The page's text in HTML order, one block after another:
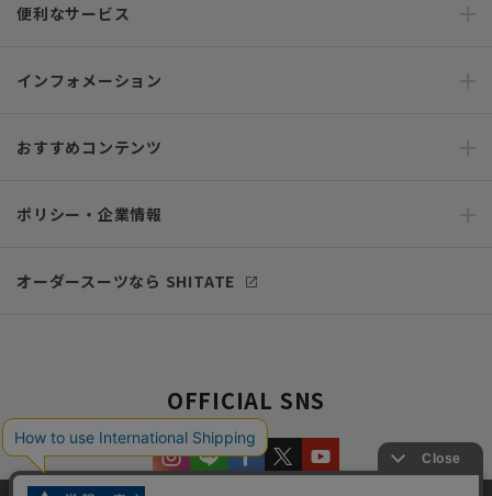
便利なサービス
インフォメーション
おすすめコンテンツ
ポリシー・企業情報
オーダースーツなら SHITATE
OFFICIAL SNS